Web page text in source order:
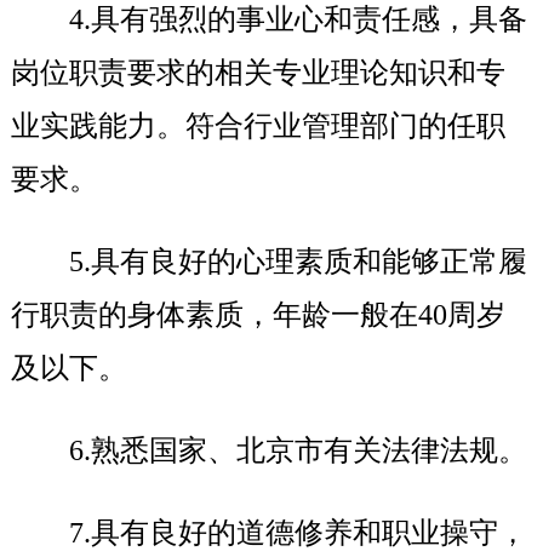
4.具有强烈的事业心和责任感，具备
岗位职责要求的相关专业理论知识和专
业实践能力。符合行业管理部门的任职
要求。
5.具有良好的心理素质和能够正常履
行职责的身体素质，年龄一般在40周岁
及以下。
6.熟悉国家、北京市有关法律法规。
7.具有良好的道德修养和职业操守，